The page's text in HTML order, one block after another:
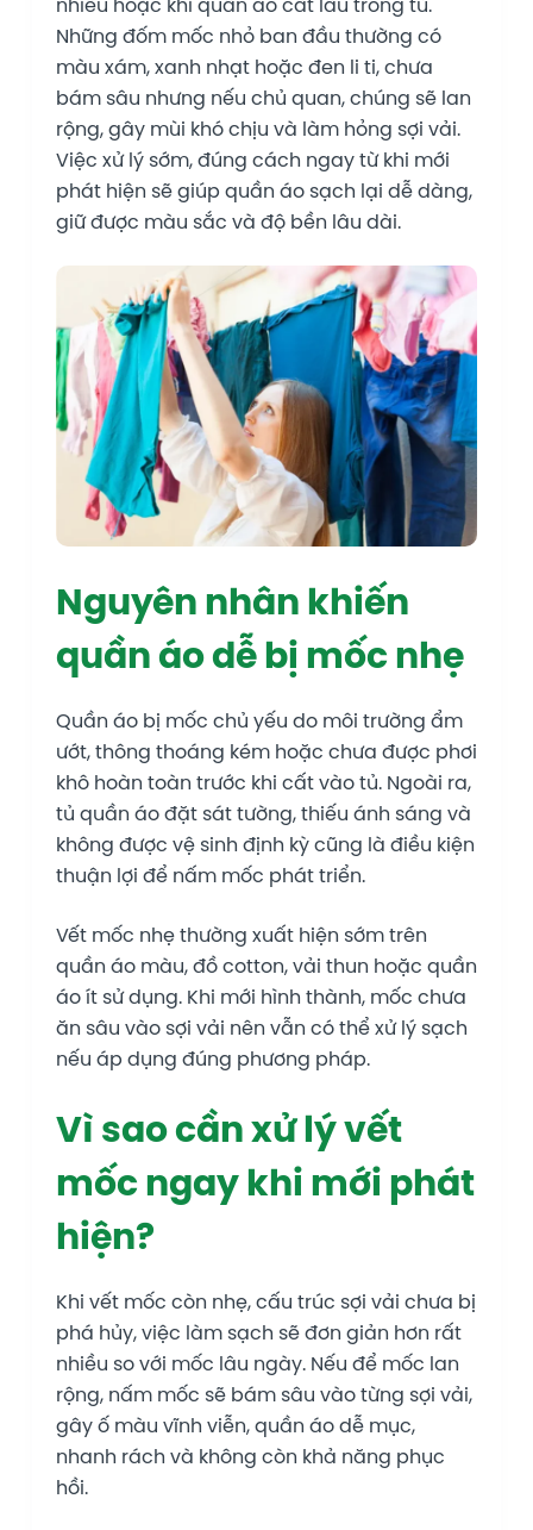
Những đốm mốc nhỏ ban đầu thường có
màu xám, xanh nhạt hoặc đen li ti, chưa
bám sâu nhưng nếu chủ quan, chúng sẽ lan
rộng, gây mùi khó chịu và làm hỏng sợi vải.
Việc xử lý sớm, đúng cách ngay từ khi mới
phát hiện sẽ giúp quần áo sạch lại dễ dàng,
giữ được màu sắc và độ bền lâu dài.
Nguyên nhân khiến
quần áo dễ bị mốc nhẹ
Quần áo bị mốc chủ yếu do môi trường ẩm
ướt, thông thoáng kém hoặc chưa được phơi
khô hoàn toàn trước khi cất vào tủ. Ngoài ra,
tủ quần áo đặt sát tường, thiếu ánh sáng và
không được vệ sinh định kỳ cũng là điều kiện
thuận lợi để nấm mốc phát triển.
Vết mốc nhẹ thường xuất hiện sớm trên
quần áo màu, đồ cotton, vải thun hoặc quần
áo ít sử dụng. Khi mới hình thành, mốc chưa
ăn sâu vào sợi vải nên vẫn có thể xử lý sạch
nếu áp dụng đúng phương pháp.
Vì sao cần xử lý vết
mốc ngay khi mới phát
hiện?
Khi vết mốc còn nhẹ, cấu trúc sợi vải chưa bị
phá hủy, việc làm sạch sẽ đơn giản hơn rất
nhiều so với mốc lâu ngày. Nếu để mốc lan
rộng, nấm mốc sẽ bám sâu vào từng sợi vải,
gây ố màu vĩnh viễn, quần áo dễ mục,
nhanh rách và không còn khả năng phục
hồi.